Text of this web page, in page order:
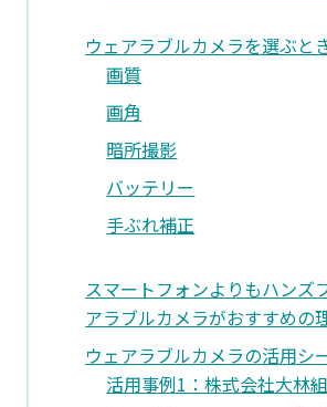
ウェアラブルカメラを選ぶと
画質
画角
暗所撮影
バッテリー
手ぶれ補正
スマートフォンよりもハンズ
アラブルカメラがおすすめの
ウェアラブルカメラの活用シ
活用事例1：株式会社大林組